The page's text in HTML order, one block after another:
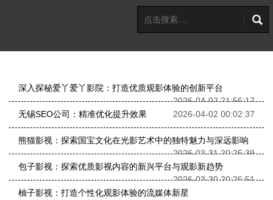
深入探秘爱丫爱丫影院：打造优质观影体验的创新平台
2026-04-02 21:56:17
无锡SEO公司：精准优化提升效果
2026-04-02 00:02:37
熊猫影视：探索国宝文化在光影艺术中的独特魅力与深远影响
2026-03-31 20:25:39
包子影视：探索优质影视内容的新兴平台与观影新趋势
2026-03-30 20:26:51
柚子影视：打造个性化观影体验的流媒体新星